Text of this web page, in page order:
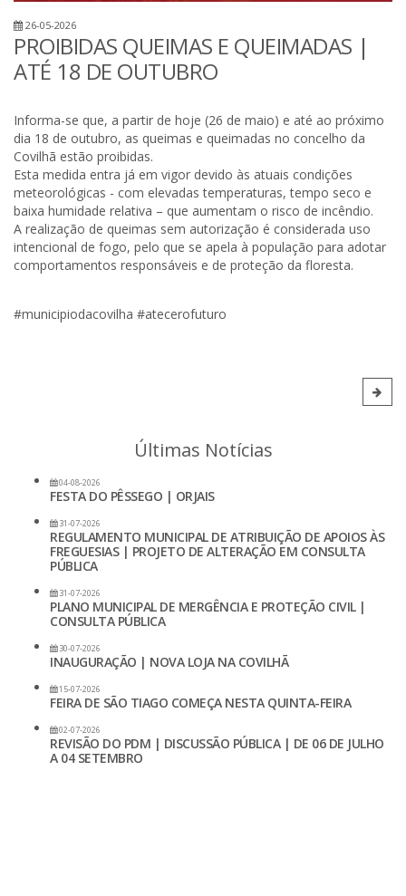
26-05-2026
PROIBIDAS QUEIMAS E QUEIMADAS |
ATÉ 18 DE OUTUBRO
Informa-se que, a partir de hoje (26 de maio) e até ao próximo
dia 18 de outubro, as queimas e queimadas no concelho da
Covilhã estão proibidas.
Esta medida entra já em vigor devido às atuais condições
meteorológicas - com elevadas temperaturas, tempo seco e
baixa humidade relativa – que aumentam o risco de incêndio.
A realização de queimas sem autorização é considerada uso
intencional de fogo, pelo que se apela à população para adotar
comportamentos responsáveis e de proteção da floresta.
#municipiodacovilha #atecerofuturo
Últimas Notícias
04-08-2026
FESTA DO PÊSSEGO | ORJAIS
31-07-2026
REGULAMENTO MUNICIPAL DE ATRIBUIÇÃO DE APOIOS ÀS
FREGUESIAS | PROJETO DE ALTERAÇÃO EM CONSULTA
PÚBLICA
31-07-2026
PLANO MUNICIPAL DE MERGÊNCIA E PROTEÇÃO CIVIL |
CONSULTA PÚBLICA
30-07-2026
INAUGURAÇÃO | NOVA LOJA NA COVILHÃ
15-07-2026
FEIRA DE SÃO TIAGO COMEÇA NESTA QUINTA-FEIRA
02-07-2026
REVISÃO DO PDM | DISCUSSÃO PÚBLICA | DE 06 DE JULHO
A 04 SETEMBRO